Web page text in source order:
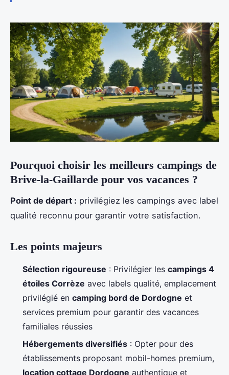
Pourquoi choisir les meilleurs campings de
Brive-la-Gaillarde pour vos vacances ?
Point de départ : privilégiez les campings avec label
qualité reconnu pour garantir votre satisfaction.
Les points majeurs
Sélection rigoureuse : Privilégier les campings 4
étoiles Corrèze avec labels qualité, emplacement
privilégié en camping bord de Dordogne et
services premium pour garantir des vacances
familiales réussies
Hébergements diversifiés : Opter pour des
établissements proposant mobil-homes premium,
location cottage Dordogne authentique et